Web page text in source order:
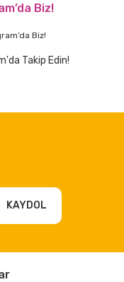
Biz!
Takip Edin!
KAYDOL